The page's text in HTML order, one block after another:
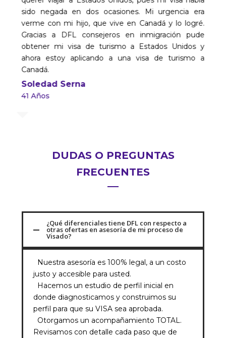
sido negada en dos ocasiones. Mi urgencia era
verme con mi hijo, que vive en Canadá y lo logré.
Gracias a DFL consejeros en inmigración pude
obtener mi visa de turismo a Estados Unidos y
ahora estoy aplicando a una visa de turismo a
Canadá.
Soledad Serna
41 Años
DUDAS O PREGUNTAS
FRECUENTES
¿Qué diferenciales tiene DFL con respecto a
otras ofertas en asesoría de mi proceso de
Visado?
Nuestra asesoría es 100% legal, a un costo
justo y accesible para usted.
Hacemos un estudio de perfil inicial en
donde diagnosticamos y construimos su
perfil para que su VISA sea aprobada.
Otorgamos un acompañamiento TOTAL.
Revisamos con detalle cada paso que de